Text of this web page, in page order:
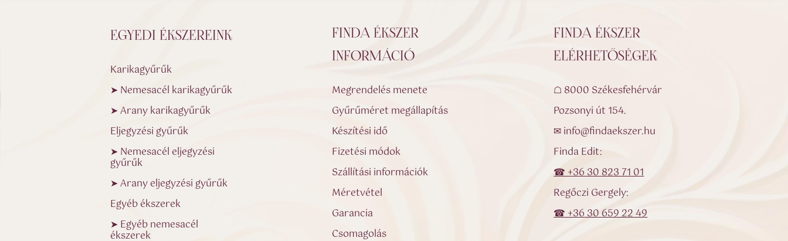
EGYEDI ÉKSZEREINK
Karikagyűrűk
➤ Nemesacél karikagyűrűk
➤ Arany karikagyűrűk
Eljegyzési gyűrűk
➤ Nemesacél eljegyzési
gyűrűk
➤ Arany eljegyzési gyűrűk
Egyéb ékszerek
➤ Egyéb nemesacél
ékszerek
FINDA ÉKSZER
INFORMÁCIÓ
Megrendelés menete
Gyűrűméret megállapítás
Készítési idő
Fizetési módok
Szállítási információk
Méretvétel
Garancia
Csomagolás
FINDA ÉKSZER
ELÉRHETŐSÉGEK
☖ 8000 Székesfehérvár
Pozsonyi út 154.
✉ info@findaekszer.hu
Finda Edit:
☎ +36 30 823 71 01
Regőczi Gergely:
☎ +36 30 659 22 49